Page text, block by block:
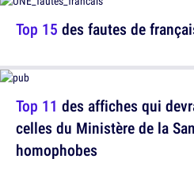
Top 11 des affiches qui
celles du Ministère de la
homophobes
Top 15 des fautes de